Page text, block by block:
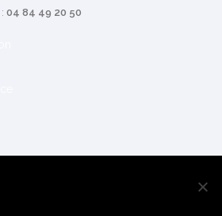
: 04 84 49 20 50